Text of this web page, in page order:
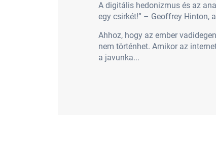
A digitális hedonizmus és az
egy csirkét!” – Geoffrey Hinton,
Ahhoz, hogy az ember
nem történhet. Amikor az
a javunka...